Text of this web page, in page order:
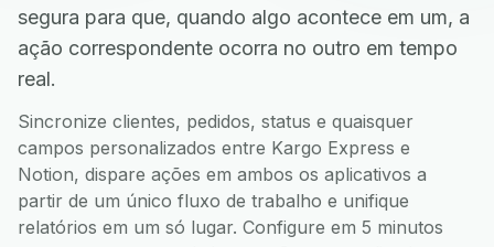
segura para que, quando algo acontece em um, a
ação correspondente ocorra no outro em tempo
real.
Sincronize clientes, pedidos, status e quaisquer
campos personalizados entre Kargo Express e
Notion, dispare ações em ambos os aplicativos a
partir de um único fluxo de trabalho e unifique
relatórios em um só lugar. Configure em 5 minutos